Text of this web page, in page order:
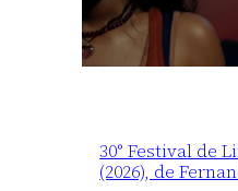
30° Festival de
(2026), de